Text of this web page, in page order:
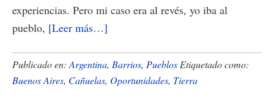
experiencias. Pero mi caso era al revés, yo iba al
pueblo, [Leer más…]
Cañuelas,
tierra
Publicado en: Argentina, Barrios, Pueblos Etiquetado como:
Buenos Aires, Cañuelas, Oportunidades, Tierra